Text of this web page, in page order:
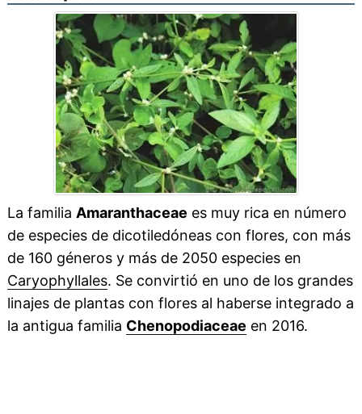
La familia Amaranthaceae es muy rica en número
de especies de dicotiledóneas con flores, con más
de 160 géneros y más de 2050 especies en
Caryophyllales. Se convirtió en uno de los grandes
linajes de plantas con flores al haberse integrado a
la antigua familia Chenopodiaceae en 2016.